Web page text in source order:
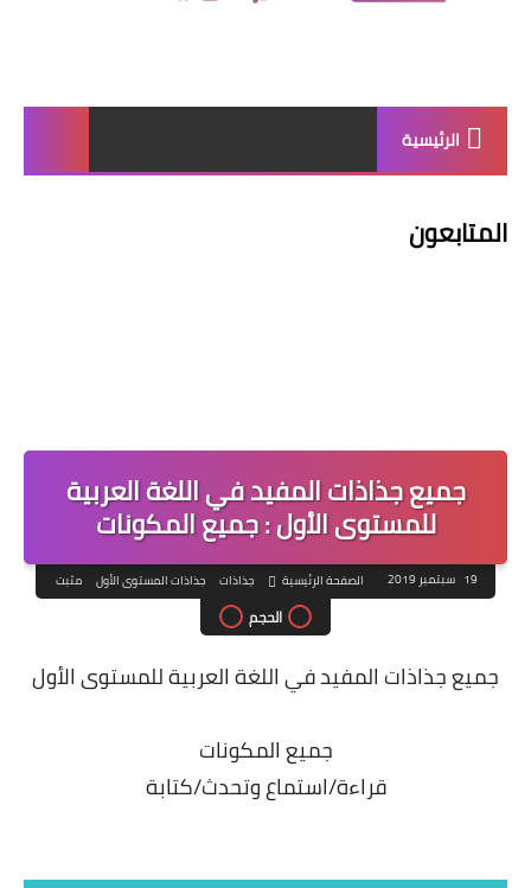
الرئيسية
المتابعون
جميع جذاذات المفيد في اللغة العربية
للمستوى الأول : جميع المكونات
19 سبتمبر 2019 الصفحة الرئيسية جذاذات جذاذات المستوى الأول مثبت
الحجم
جميع جذاذات المفيد في اللغة العربية للمستوى الأول
جميع المكونات
قراءة/استماع وتحدث/كتابة